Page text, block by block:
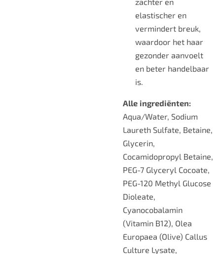
elastischer en
vermindert breuk,
waardoor het haar
gezonder aanvoelt
en beter handelbaar
is.
Alle ingrediënten:
Aqua/Water, Sodium
Laureth Sulfate, Betaine,
Glycerin,
Cocamidopropyl Betaine,
PEG-7 Glyceryl Cocoate,
PEG-120 Methyl Glucose
Dioleate,
Cyanocobalamin
(Vitamin B12), Olea
Europaea (Olive) Callus
Culture Lysate,